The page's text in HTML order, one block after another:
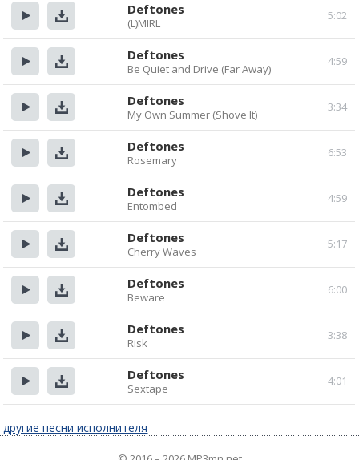
Прослушать
Скачать
5:02
Deftones
(L)MIRL
Прослушать
Скачать
4:59
Deftones
Be Quiet and Drive (Far Away)
Прослушать
Скачать
3:34
Deftones
My Own Summer (Shove It)
Прослушать
Скачать
6:53
Deftones
Rosemary
Прослушать
Скачать
4:59
Deftones
Entombed
Прослушать
Скачать
5:17
Deftones
Cherry Waves
Прослушать
Скачать
6:00
Deftones
Beware
Прослушать
Скачать
3:38
Deftones
Risk
Прослушать
Скачать
4:01
Deftones
Sextape
другие песни исполнителя